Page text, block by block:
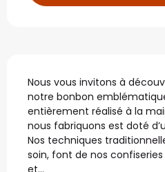
Description
Nous vous invitons à
notre bonbon
entièrement réalisé à la
nous fabriquons est doté
Nos techniques
soin, font de nos
et...